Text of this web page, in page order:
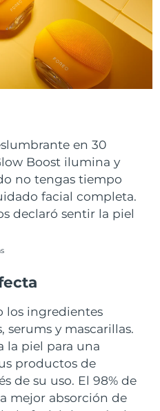
en 30
Boost ilumina y
no tengas tiempo
facial completa.
declaró sentir la piel
los ingredientes
serums y mascarillas.
la piel para una
productos de
de su uso. El 98% de
mejor absorción de
Entrega prevista 13/08/26
Entrega prevista12/08/26
Entrega prevista9/08/26
Entrega prevista8/08/26
Entrega prevista9/08/26